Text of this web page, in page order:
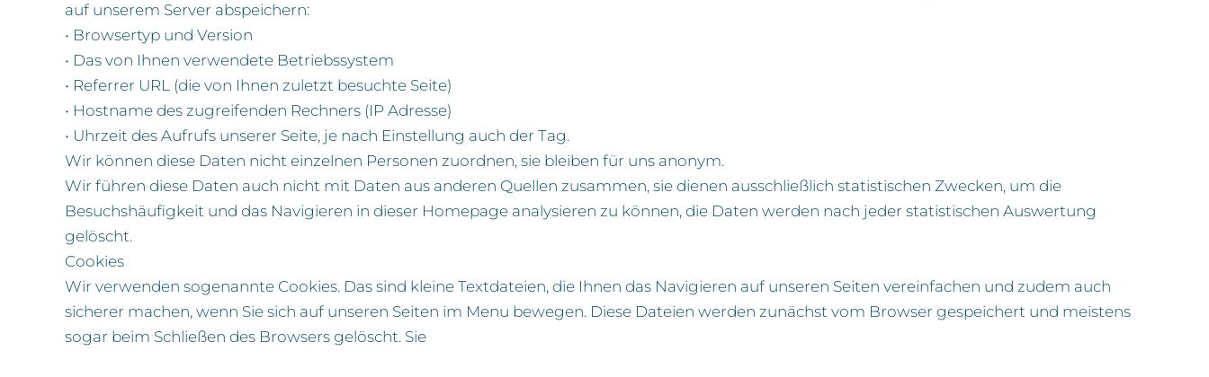
auf unserem Server abspeichern:
• Browsertyp und Version
• Das von Ihnen verwendete Betriebssystem
• Referrer URL (die von Ihnen zuletzt besuchte Seite)
• Hostname des zugreifenden Rechners (IP Adresse)
• Uhrzeit des Aufrufs unserer Seite, je nach Einstellung auch der Tag.
Wir können diese Daten nicht einzelnen Personen zuordnen, sie bleiben für uns anonym.
Wir führen diese Daten auch nicht mit Daten aus anderen Quellen zusammen, sie dienen ausschließlich statistischen Zwecken, um die
Besuchshäufigkeit und das Navigieren in dieser Homepage analysieren zu können, die Daten werden nach jeder statistischen Auswertung
gelöscht.
Cookies
Wir verwenden sogenannte Cookies. Das sind kleine Textdateien, die Ihnen das Navigieren auf unseren Seiten vereinfachen und zudem auch
sicherer machen, wenn Sie sich auf unseren Seiten im Menu bewegen. Diese Dateien werden zunächst vom Browser gespeichert und meistens
sogar beim Schließen des Browsers gelöscht. Sie